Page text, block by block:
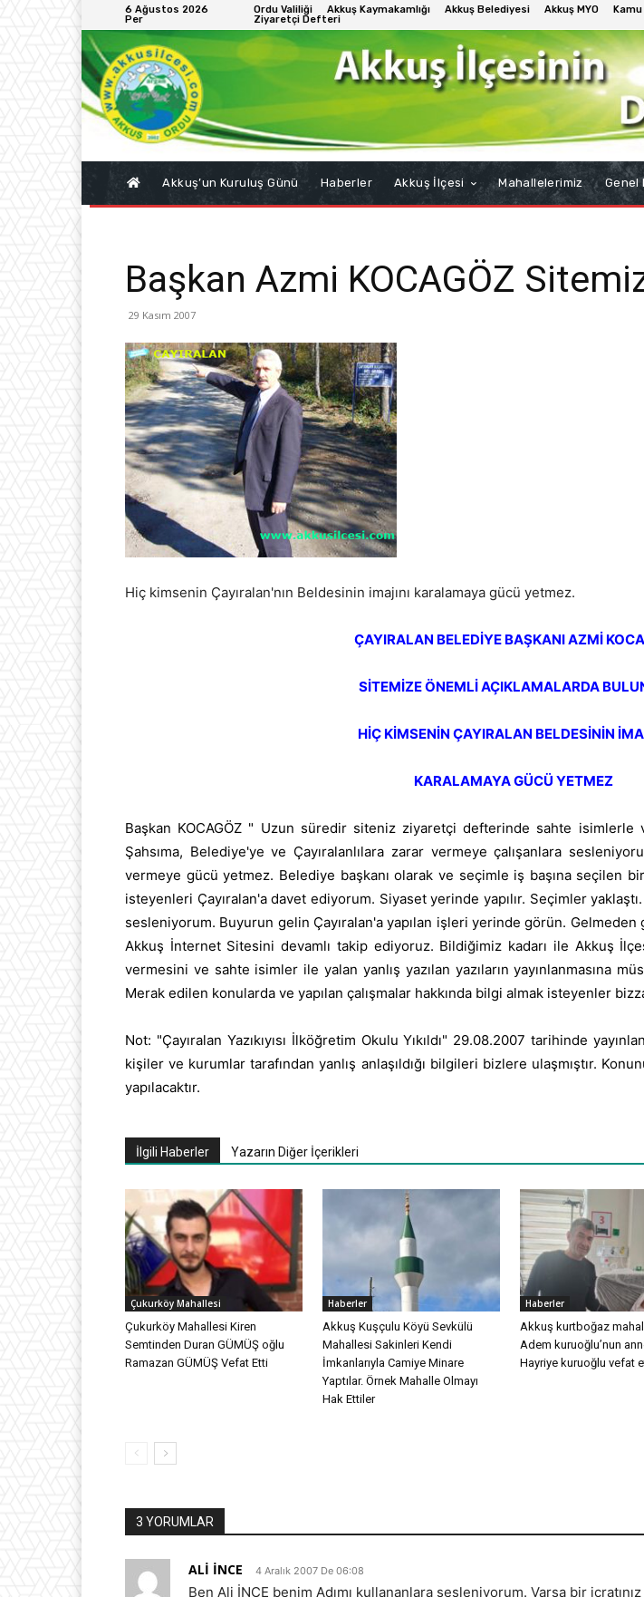
6 Ağustos 2026
Per
Ordu Valiliği Akkuş Kaymakamlığı Akkuş Belediyesi Akkuş MYO
Ziyaretçi Defteri
Akkuş’un Kuruluş Günü Haberler Akkuş İlçesi Mahallelerimiz Genel
Başkan Azmi KOCAGÖZ
29 Kasım 2007
Hiç kimsenin Çayıralan'nın Beldesinin imajını karalamaya gücü yetmez.
ÇAYIRALAN BELEDİYE BAŞKANI AZMİ
SİTEMİZE ÖNEMLİ AÇIKLAMALARDA
HİÇ KİMSENİN ÇAYIRALAN BELDESİNİN
KARALAMAYA GÜCÜ YETMEZ
Başkan KOCAGÖZ " Uzun süredir siteniz ziyaretçi defterinde sahte isimlerle
Şahsıma, Belediye'ye ve Çayıralanlılara zarar vermeye çalışanlara
vermeye gücü yetmez. Belediye başkanı olarak ve seçimle iş başına seçilen
isteyenleri Çayıralan'a davet ediyorum. Siyaset yerinde yapılır. Seçimler
sesleniyorum. Buyurun gelin Çayıralan'a yapılan işleri yerinde görün.
Akkuş İnternet Sitesini devamlı takip ediyoruz. Bildiğimiz kadarı ile Akkuş
vermesini ve sahte isimler ile yalan yanlış yazılan yazıların yayınlanmasına
Merak edilen konularda ve yapılan çalışmalar hakkında bilgi almak isteyenler
Not: "Çayıralan Yazıkıyısı İlköğretim Okulu Yıkıldı" 29.08.2007 tarihinde
kişiler ve kurumlar tarafından yanlış anlaşıldığı bilgileri bizlere ulaşmıştır.
yapılacaktır.
İlgili Haberler Yazarın Diğer İçerikleri
Çukurköy Mahallesi
Çukurköy Mahallesi Kiren
Semtinden Duran GÜMÜŞ oğlu
Ramazan GÜMÜŞ Vefat Etti
Haberler
Akkuş Kuşçulu Köyü Sevkülü
Mahallesi Sakinleri Kendi
İmkanlarıyla Camiye Minare
Yaptılar. Örnek Mahalle Olmayı
Hak Ettiler
Haberler
Akkuş kurtboğaz
Adem kuruoğlu’nun
Hayriye kuruoğlu vefat
3 YORUMLAR
ALİ İNCE 4 Aralık 2007 De 06:08
Ben Ali İNCE benim Adımı kullananlara sesleniyorum. Varsa bir